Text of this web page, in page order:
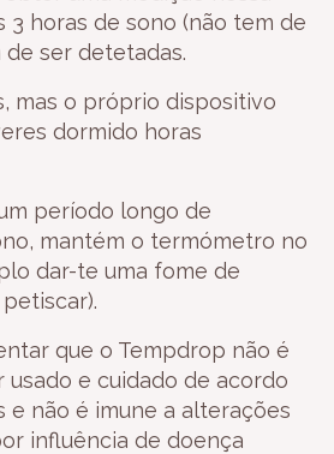
3 horas de sono (não tem de
ser detetadas.
mas o próprio dispositivo
dormido horas
período longo de
mantém o termómetro no
dar-te uma fome de
que o Tempdrop não é
usado e cuidado de acordo
e não é imune a alterações
influência de doença